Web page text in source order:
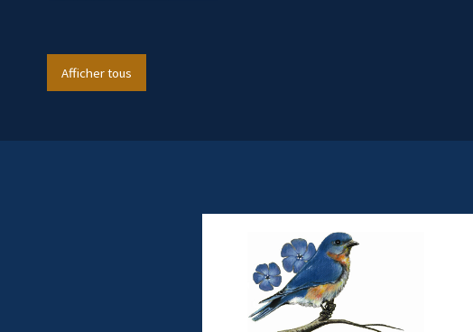
Afficher tous